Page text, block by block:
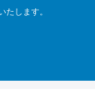
たします。